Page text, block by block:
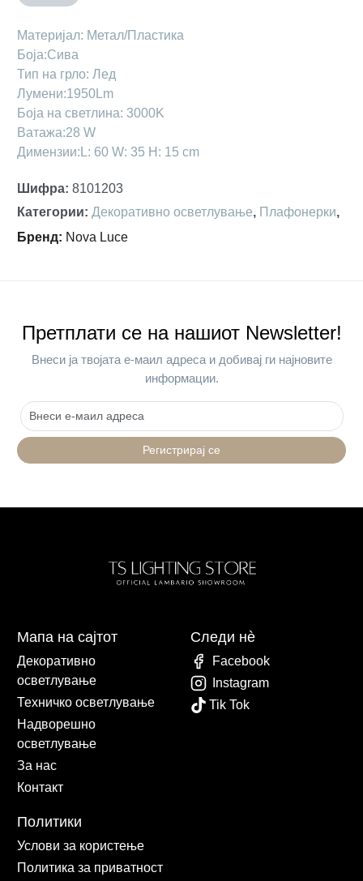
Материјал: Метал/Пластика
Боја:Сива
Тип на грло: Лед
Лумени:1950Lm
Боја на светлина: 3000K
Ватажа:28 W
Димензии:L: 60 W: 35 H: 15 cm
Шифра: 8101203
Категории: Декоративно осветлување, Плафонерки,
Бренд: Nova Luce
Претплати се на нашиот Newsletter!
Внеси ја твојата е-маил адреса и добивај ги најновите
информации.
Регистрирај се
Мапа на сајтот
Декоративно
осветлување
Техничко осветлување
Надворешно
осветлување
За нас
Контакт
Политики
Услови за користење
Политика за приватност
Следи нè
Facebook
Instagram
Tik Tok